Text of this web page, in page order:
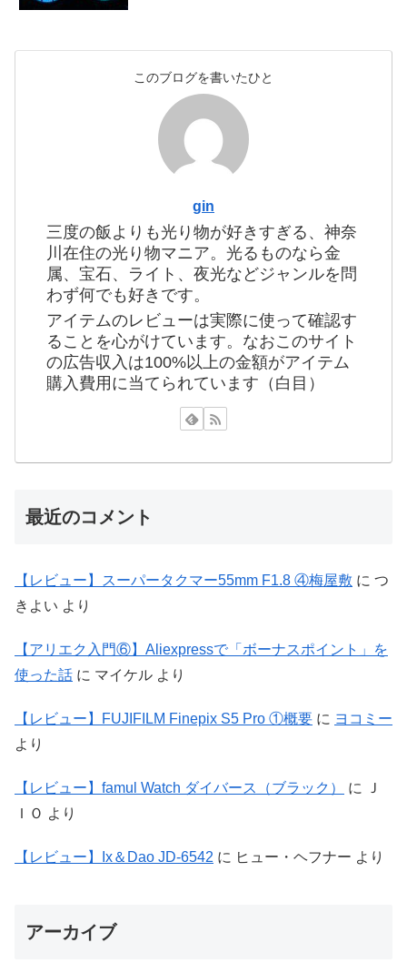
このブログを書いたひと
gin
三度の飯よりも光り物が好きすぎる、神奈
川在住の光り物マニア。光るものなら金
属、宝石、ライト、夜光などジャンルを問
わず何でも好きです。
アイテムのレビューは実際に使って確認す
ることを心がけています。なおこのサイト
の広告収入は100%以上の金額がアイテム
購入費用に当てられています（白目）
最近のコメント
【レビュー】スーパータクマー55mm F1.8 ④梅屋敷 に つ
きよい より
【アリエク入門⑥】Aliexpressで「ボーナスポイント」を
使った話 に マイケル より
【レビュー】FUJIFILM Finepix S5 Pro ①概要 に ヨコミー
より
【レビュー】famul Watch ダイバース（ブラック） に
Ｊ
ＩＯ より
【レビュー】Ix＆Dao JD-6542 に ヒュー・ヘフナー より
アーカイブ